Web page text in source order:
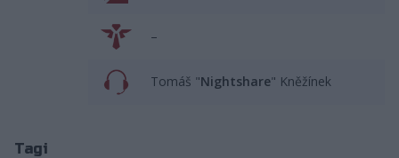
–
Tomáš "Nightshare" Kněžínek
Tagi